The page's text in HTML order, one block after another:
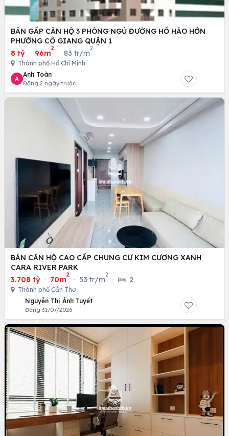
BÁN GẤP CĂN HỘ 3 PHÒNG NGỦ ĐƯỜNG HỒ HẢO HỚN
PHƯỜNG CÔ GIANG QUẬN 1
8 tỷ · 96m
2
· 83 tr/m
2
Thành phố Hồ Chí Minh
A
Anh Toàn
Đăng 2 ngày trước
BÁN CĂN HỘ CAO CẤP CHUNG CƯ KIM CƯƠNG XANH
CARA RIVER PARK
3.708 tỷ · 70m
2
· 53 tr/m
2
· 2
Thành phố Cần Thơ
Nguyễn Thị Ánh Tuyết
Đăng 31/07/2026